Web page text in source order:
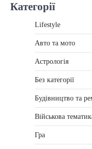
Категорії
Lifestyle
Авто та мото
Астрологія
Без категорії
Будівництво та
Військова
Гра